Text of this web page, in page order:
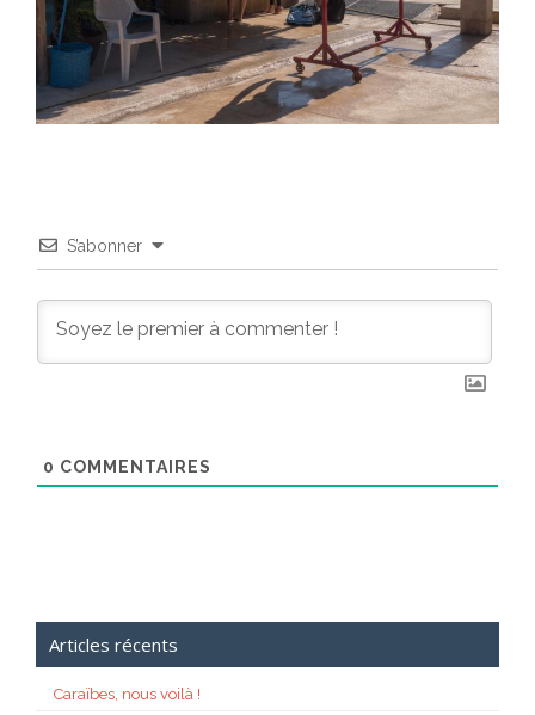
S’abonner
0 COMMENTAIRES
Articles récents
Caraïbes, nous voilà !